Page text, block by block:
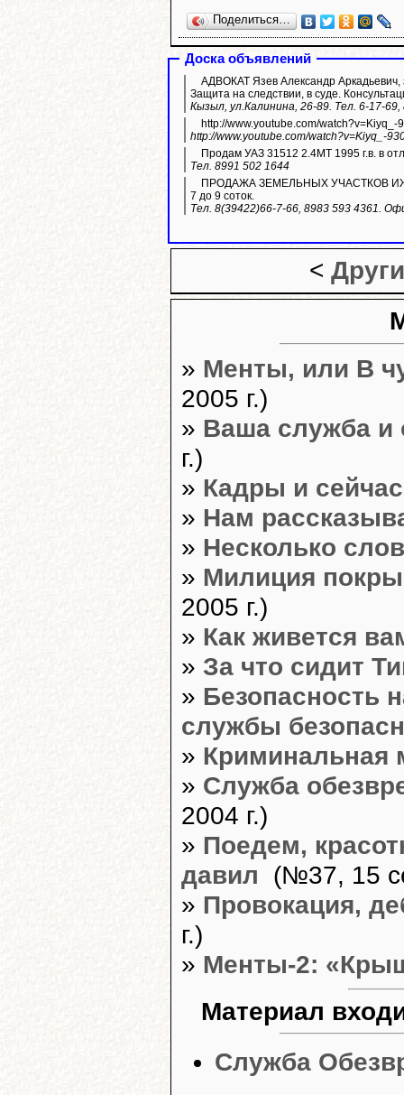
Поделиться…
Доска объявлений
АДВОКАТ Язев Александр Аркадьевич,
Защита на следствии, в суде.
Кызыл, ул.Калинина, 26-89. Тел. 6-17-69,
http://www.youtube.com/
http://www.youtube.com/watch?v=Kiyq_-
Продам УАЗ 31512 2.4МТ 1995 г.в. в
Тел. 8991 502 1644
ПРОДАЖА ЗЕМЕЛЬНЫХ УЧАСТКОВ ИЖС.
7 до 9 соток.
Тел. 8(39422)66-7-66, 8983 593 4361.
<
» Менты, или В
2005 г.)
» Ваша служба и
г.)
» Кадры и
» Нам
» Несколько
» Милиция
2005 г.)
» Как живется
» За что сидит
» Безопасность
службы
» Криминальная
» Cлужба
2004 г.)
» Поедем,
давил (№37, 15
» Провокация,
г.)
» Менты-2:
Материал
Служба